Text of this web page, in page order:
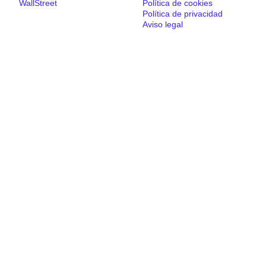
WallStreet
Política de cookies
Política de privacidad
Aviso legal